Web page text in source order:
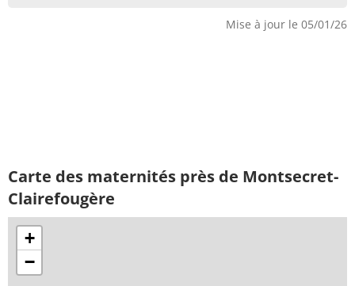
Mise à jour le 05/01/26
Carte des maternités près de Montsecret-
Clairefougère
+
−